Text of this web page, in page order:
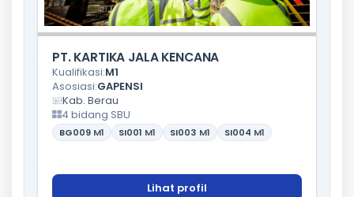
PT. KARTIKA JALA KENCANA
Kualifikasi:M1
Asosiasi:GAPENSI
Kab. Berau
4 bidang SBU
BG009 M1 SI001 M1 SI003 M1 SI004 M1
Lihat profil